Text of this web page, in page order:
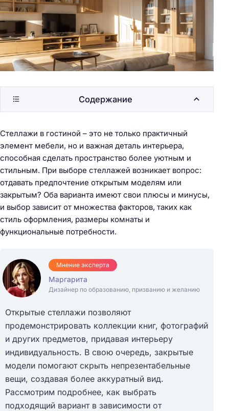
Стеллажи в гостиной – это не только практичный
элемент мебели, но и важная деталь интерьера,
способная сделать пространство более уютным и
стильным. При выборе стеллажей возникает вопрос:
отдавать предпочтение открытым моделям или
закрытым? Оба варианта имеют свои плюсы и минусы,
и выбор зависит от множества факторов, таких как
стиль оформления, размеры комнаты и
функциональные потребности.
Мнение эксперта
Маргарита
Дизайнер по образованию, призванию и желанию
Открытые стеллажи позволяют
продемонстрировать коллекции книг, фотографий
и других предметов, придавая интерьеру
индивидуальность. В свою очередь, закрытые
модели помогают скрыть непрезентабельные
вещи, создавая более аккуратный вид.
Рассмотрим подробнее, как выбрать
подходящий вариант в зависимости от
Содержание